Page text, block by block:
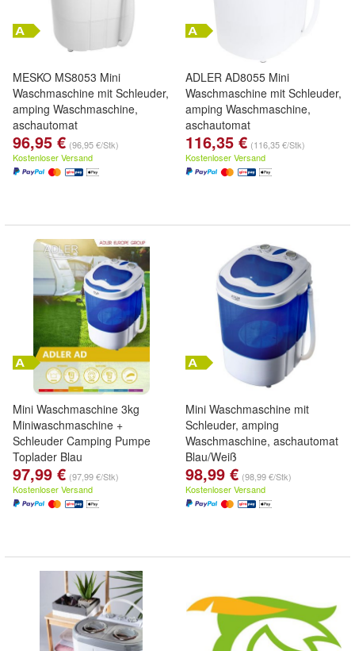
MESKO MS8053 Mini
Waschmaschine mit Schleuder,
amping Waschmaschine,
aschautomat
96,95 € (96,95 €/Stk)
Kostenloser Versand
ADLER AD8055 Mini
Waschmaschine mit Schleuder,
amping Waschmaschine,
aschautomat
116,35 € (116,35 €/Stk)
Kostenloser Versand
Mini Waschmaschine 3kg
Miniwaschmaschine +
Schleuder Camping Pumpe
Toplader Blau
97,99 € (97,99 €/Stk)
Kostenloser Versand
Mini Waschmaschine mit
Schleuder, amping
Waschmaschine, aschautomat
Blau/Weiß
98,99 € (98,99 €/Stk)
Kostenloser Versand